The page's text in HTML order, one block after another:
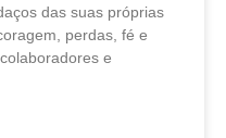
das suas próprias
perdas, fé e
e